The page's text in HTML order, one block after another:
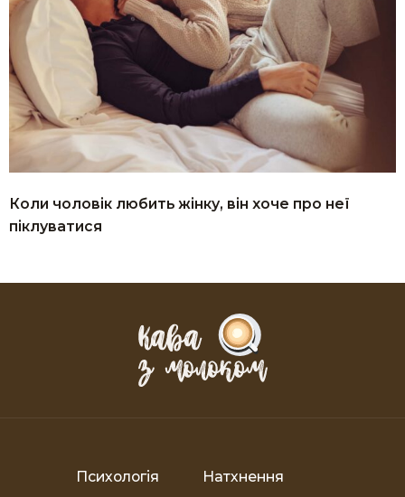
Коли чоловік любить жінку, він хоче про неї
піклуватися
Психологія Натхнення